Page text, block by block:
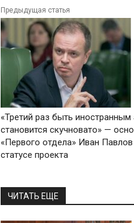
Предыдущая статья
«Третий раз быть иностранным
становится скучновато» —
«Первого отдела» Иван
статусе проекта
ЧИТАТЬ ЕЩЕ